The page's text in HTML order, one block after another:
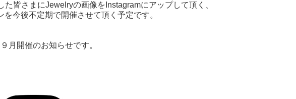
皆さまにJewelryの画像をInstagramにアップして頂く、
今後不定期で開催させて頂く予定です。
月開催のお知らせです。